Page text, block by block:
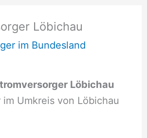
Löbichau
im Bundesland
Löbichau
Umkreis von Löbichau